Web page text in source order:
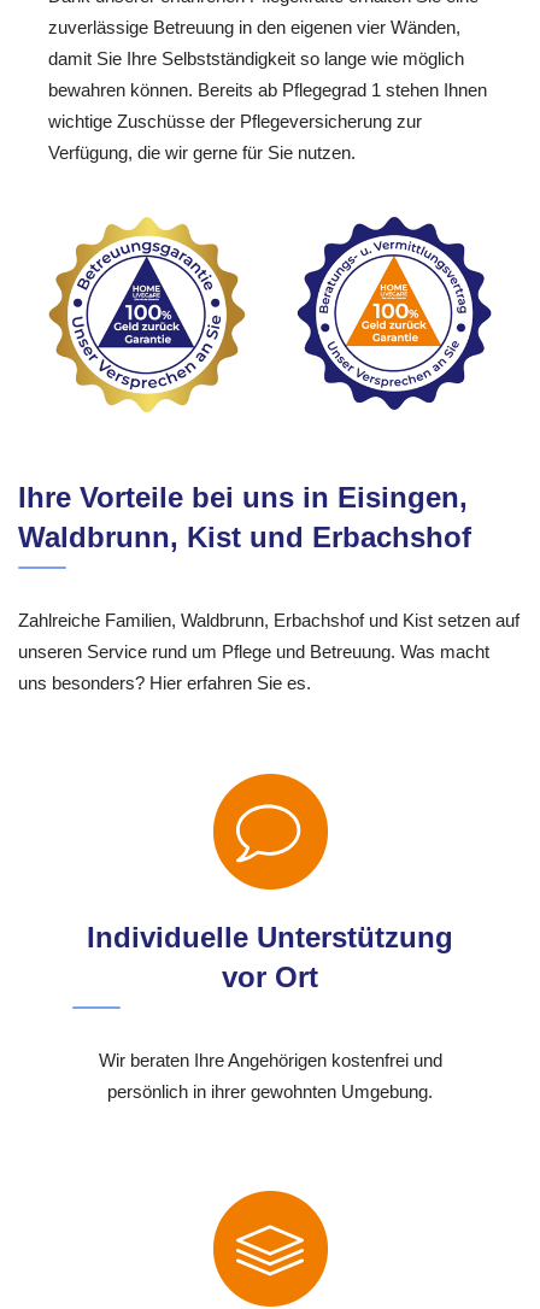
zuverlässige Betreuung in den eigenen vier Wänden,
damit Sie Ihre Selbstständigkeit so lange wie möglich
bewahren können. Bereits ab Pflegegrad 1 stehen Ihnen
wichtige Zuschüsse der Pflegeversicherung zur
Verfügung, die wir gerne für Sie nutzen.
Ihre Vorteile bei uns in Eisingen,
Waldbrunn, Kist und Erbachshof
Zahlreiche Familien, Waldbrunn, Erbachshof und Kist setzen auf
unseren Service rund um Pflege und Betreuung. Was macht
uns besonders? Hier erfahren Sie es.
Individuelle Unterstützung
vor Ort
Wir beraten Ihre Angehörigen kostenfrei und
persönlich in ihrer gewohnten Umgebung.